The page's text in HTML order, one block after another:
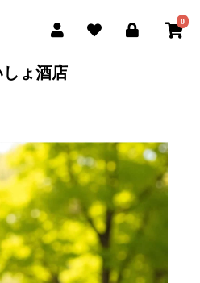
0
しょ酒店